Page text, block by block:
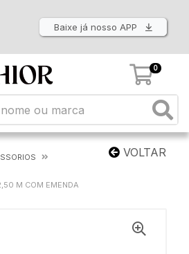
Baixe já nosso APP
0
VOLTAR
M COM EMENDA